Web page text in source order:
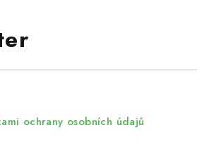
ochrany osobních údajů